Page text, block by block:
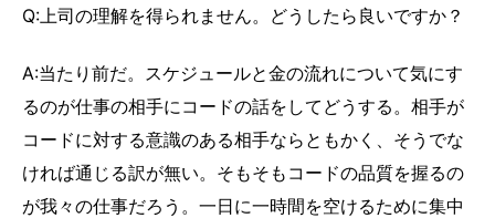
Q:上司の理解を得られません。どうしたら良いですか？
A:当たり前だ。スケジュールと金の流れについて気にす
るのが仕事の相手にコードの話をしてどうする。相手が
コードに対する意識のある相手ならともかく、そうでな
ければ通じる訳が無い。そもそもコードの品質を握るの
が我々の仕事だろう。一日に一時間を空けるために集中